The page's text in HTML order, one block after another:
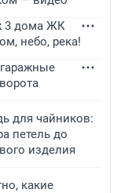
3 дома ЖК
небо, река!
для чайников:
петель до
изделия
какие